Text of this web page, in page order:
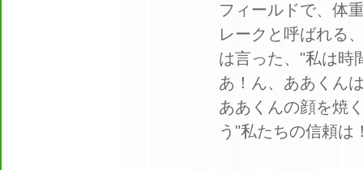
フィールドで、体
レークと呼ばれる
は言った、"私は時
あ！ん、ああくん
ああくんの顔を焼
う"私たちの信頼は